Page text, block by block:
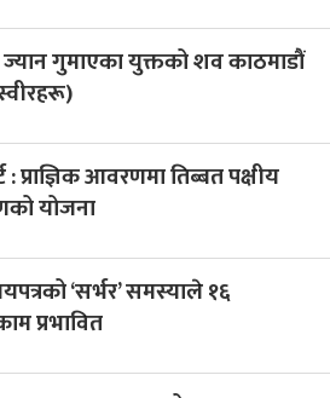
ज्यान गुमाएका युक्तको शव काठमाडौं
: प्राज्ञिक आवरणमा तिब्बत पक्षीय
योजना
‘सर्भर’ समस्याले १६
प्रभावित